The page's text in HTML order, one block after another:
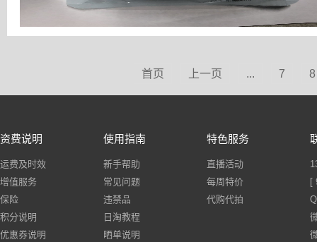
首页 上一页 ... 7 8
资费说明
运费及时效
增值服务
保险
积分说明
优惠券说明
使用指南
新手帮助
常见问题
违禁品
日淘教程
晒单说明
特色服务
直播活动
每周特价
代购代拍
[